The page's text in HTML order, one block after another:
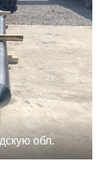
обл.